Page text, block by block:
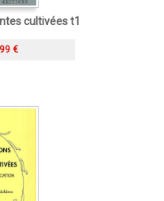
cultivées t1
€